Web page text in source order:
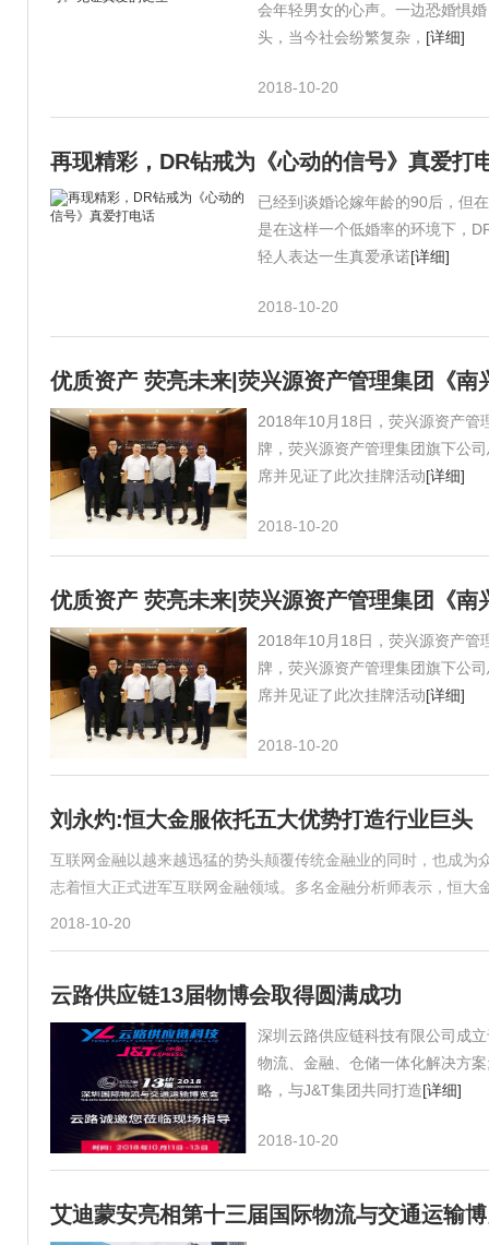
会年轻男女的心声。一边恐婚惧
头，当今社会纷繁复杂， [详细]
2018-10-20
再现精彩，DR钻戒为《心动的信号》真爱打
已经到谈婚论嫁年龄的90后，但
是在这样一个低婚率的环境下，
轻人表达一生真爱承诺[详细]
2018-10-20
优质资产 荧亮未来|荧兴源资产管理集团《
2018年10月18日，荧兴源资产管
牌，荧兴源资产管理集团旗下公
席并见证了此次挂牌活动[详细]
2018-10-20
优质资产 荧亮未来|荧兴源资产管理集团《
2018年10月18日，荧兴源资产管
牌，荧兴源资产管理集团旗下公
席并见证了此次挂牌活动[详细]
2018-10-20
刘永灼:恒大金服依托五大优势打造行业巨头
互联网金融以越来越迅猛的势头颠覆传统金融业的同时，也成
志着恒大正式进军互联网金融领域。多名金融分析师表示，恒大
2018-10-20
云路供应链13届物博会取得圆满成功
深圳云路供应链科技有限公司成
物流、金融、仓储一体化解决方
略，与J&T集团共同打造[详细]
2018-10-20
艾迪蒙安亮相第十三届国际物流与交通运输